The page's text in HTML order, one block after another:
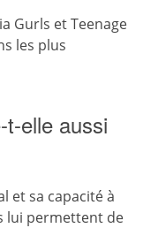
Gurls et Teenage
les plus
elle aussi
et sa capacité à
lui permettent de